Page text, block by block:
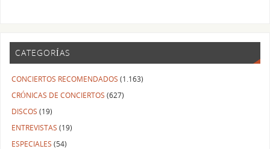
CATEGORÍAS
CONCIERTOS RECOMENDADOS (1.163)
CRÓNICAS DE CONCIERTOS (627)
DISCOS (19)
ENTREVISTAS (19)
ESPECIALES (54)